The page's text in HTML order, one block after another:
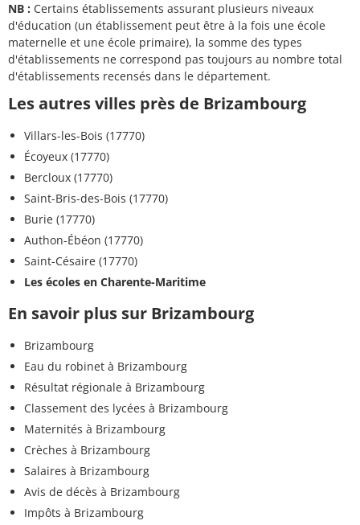
NB : Certains établissements assurant plusieurs niveaux
d'éducation (un établissement peut être à la fois une école
maternelle et une école primaire), la somme des types
d'établissements ne correspond pas toujours au nombre total
d'établissements recensés dans le département.
Les autres villes près de Brizambourg
Villars-les-Bois (17770)
Écoyeux (17770)
Bercloux (17770)
Saint-Bris-des-Bois (17770)
Burie (17770)
Authon-Ébéon (17770)
Saint-Césaire (17770)
Les écoles en Charente-Maritime
En savoir plus sur Brizambourg
Brizambourg
Eau du robinet à Brizambourg
Résultat régionale à Brizambourg
Classement des lycées à Brizambourg
Maternités à Brizambourg
Crèches à Brizambourg
Salaires à Brizambourg
Avis de décès à Brizambourg
Impôts à Brizambourg